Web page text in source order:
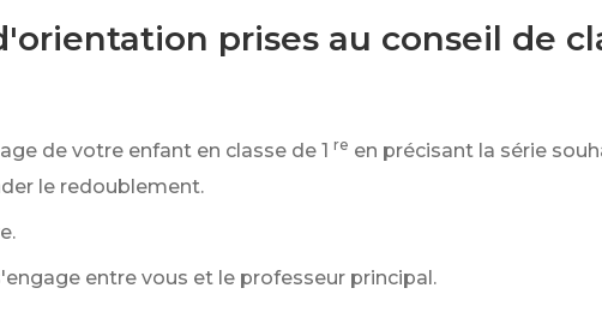
prises au conseil de
de votre enfant en classe de 1 re en précisant la série
le redoublement.
entre vous et le professeur principal.